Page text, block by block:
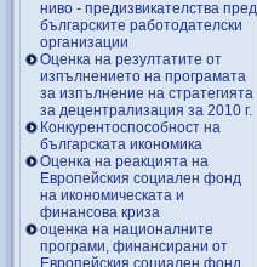
ниво - предизвикателства пред
българските работодателски
организации
Оценка на резултатите от
изпълнението на програмата
за изпълнение на стратегията
за децентрализация за 2010 г.
Конкурентоспособност на
българската икономика
Оценка на реакцията на
Европейския социален фонд
на икономическата и
финансова криза
оценка на националните
програми, финансирани от
Европейския социален фонд